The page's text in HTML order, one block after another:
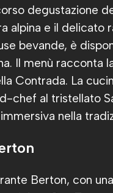
degustazione
alpina e il delicato
bevande, è
Il menù racconta
Contrada. La
chef al tristellato
immersiva nella
Berton, con una